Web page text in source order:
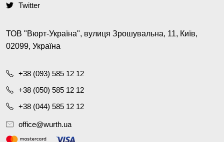
Twitter
ТОВ "Вюрт-Україна", вулиця Зрошувальна, 11, Київ,
02099, Україна
+38 (093) 585 12 12
+38 (050) 585 12 12
+38 (044) 585 12 12
office@wurth.ua